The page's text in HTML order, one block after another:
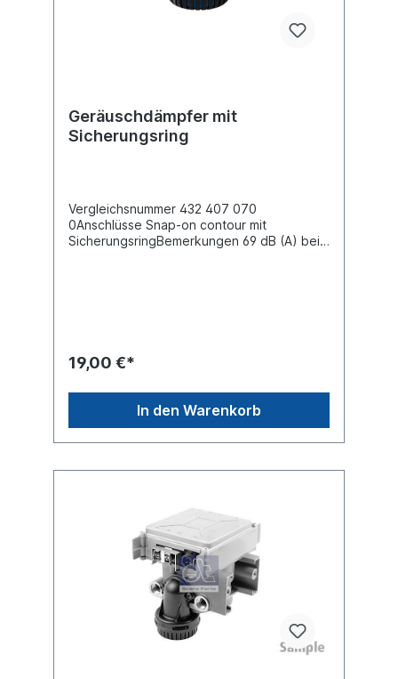
Geräuschdämpfer mit
Sicherungsring
Vergleichsnummer 432 407 070
0Anschlüsse Snap-on contour mit
SicherungsringBemerkungen 69 dB (A) bei
19,00 €*
In den Warenkorb